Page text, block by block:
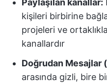
Paylaşılan kanallar:
kişileri birbirine
projeleri ve
kanallardır
Doğrudan Mesajlar
arasında gizli, bire